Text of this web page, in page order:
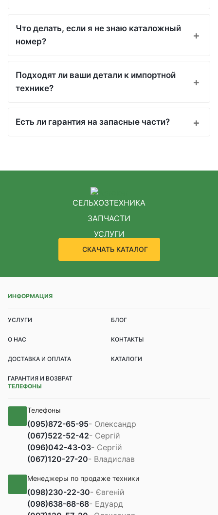
Что делать, если я не знаю каталожный
номер?
Подходят ли ваши детали к импортной
технике?
Есть ли гарантия на запасные части?
СЕЛЬХОЗТЕХНИКА
ЗАПЧАСТИ
УСЛУГИ
СКАЧАТЬ КАТАЛОГ
ИНФОРМАЦИЯ
УСЛУГИ БЛОГ
О НАС КОНТАКТЫ
ДОСТАВКА И ОПЛАТА КАТАЛОГИ
ГАРАНТИЯ И ВОЗВРАТ
ТЕЛЕФОНЫ
Телефоны
(095)872-65-95- Олександр
(067)522-52-42- Сергій
(096)042-43-03- Сергій
(067)120-27-20- Владислав
Менеджеры по продаже техники
(098)230-22-30- Євгеній
(098)638-68-68- Едуард